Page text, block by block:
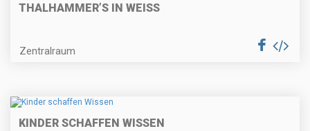
THALHAMMER’S IN WEISS
Zentralraum
KINDER SCHAFFEN WISSEN